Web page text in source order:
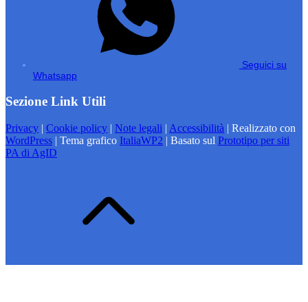
Seguici su
Whatsapp
Sezione Link Utili
Privacy | Cookie policy | Note legali | Accessibilità | Realizzato con
WordPress | Tema grafico ItaliaWP2 | Basato sul Prototipo per siti
PA di AgID